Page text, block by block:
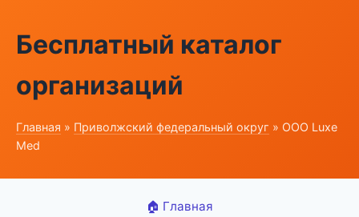
Бесплатный каталог
организаций
Главная » Приволжский федеральный округ » ООО Luxe
Med
🏠 Главная